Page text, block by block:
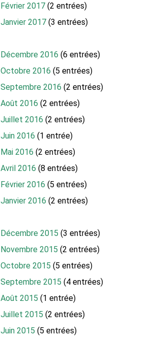
Février 2017 (2 entrées)
Janvier 2017 (3 entrées)
Décembre 2016 (6 entrées)
Octobre 2016 (5 entrées)
Septembre 2016 (2 entrées)
Août 2016 (2 entrées)
Juillet 2016 (2 entrées)
Juin 2016 (1 entrée)
Mai 2016 (2 entrées)
Avril 2016 (8 entrées)
Février 2016 (5 entrées)
Janvier 2016 (2 entrées)
Décembre 2015 (3 entrées)
Novembre 2015 (2 entrées)
Octobre 2015 (5 entrées)
Septembre 2015 (4 entrées)
Août 2015 (1 entrée)
Juillet 2015 (2 entrées)
Juin 2015 (5 entrées)